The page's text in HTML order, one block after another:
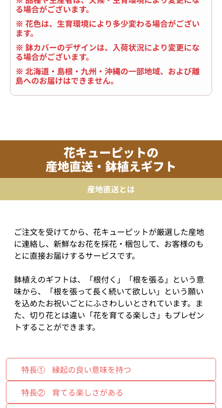
る場合がございます。
※ 花色は、生育環境により多少変わる場合がござい
ます。
※ 鉢カバーのデザインは、入荷状況により変更にな
る場合がございます。
※ 北海道・島根・九州・沖縄の一部地域、および離
島へのお届けはできません。
花キューピットの
産地直送・鉢植えギフト
産地直送とは
ご注文を受けてから、花キューピットが厳選した産地
に連絡し、新鮮なお花を採花・梱包して、お客様のも
とに直接お届けするサービスです。
鉢植えのギフトは、「根付く」「根を張る」という意
味から、「根を張って長く続いて欲しい」という願い
を込めたお祝いごとにふさわしいとされています。ま
た、切り花とは違い「花を育てる楽しさ」もプレゼン
トすることができます。
特長① 縁起の良い意味を持つ
特長②
育てる楽しさがある